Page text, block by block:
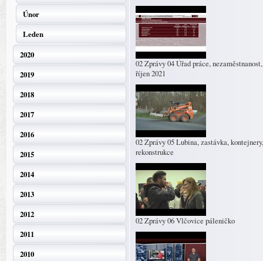
Únor
Leden
2020
2019
2018
2017
2016
2015
2014
2013
2012
2011
2010
02 Zprávy 04 Úřad práce, nezaměstnanost,
říjen 2021
02 Zprávy 05 Lubina, zastávka, kontejnery,
rekonstrukce
02 Zprávy 06 Vlčovice páleničko